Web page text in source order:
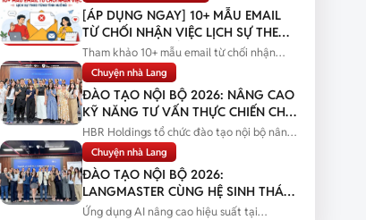
[ÁP DỤNG NGAY] 10+ MẪU EMAIL
TỪ CHỐI NHẬN VIỆC LỊCH SỰ THEO
TỪNG TÌNH HUỐNG
Tham khảo 10+ mẫu email từ chối nhận
việc lịch sự theo từng tình huống...
Chuyện nhà Lang
ĐÀO TẠO NỘI BỘ 2026: NÂNG CAO
KỸ NĂNG TƯ VẤN THỰC CHIẾN CHO
ĐỘI NGŨ SALES
HBR Holdings tổ chức đào tạo nội bộ nâng
cao kỹ năng tư vấn thực chiến...
Chuyện nhà Lang
ĐÀO TẠO NỘI BỘ 2026:
LANGMASTER CÙNG HỆ SINH THÁI
HBR HOLDINGS NÂNG CAO NĂNG
Ứng dụng AI nâng cao hiệu suất tại